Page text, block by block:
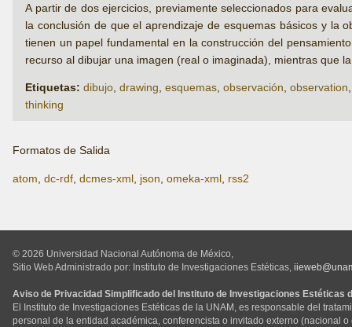
A partir de dos ejercicios, previamente seleccionados para
la conclusión de que el aprendizaje de esquemas básicos y la
tienen un papel fundamental en la construcción del
recurso al dibujar una imagen (real o imaginada), mientras que
Etiquetas: dibujo drawing esquemas observación observation
thinking
Formatos de Salida
atom, dc-rdf, dcmes-xml, json, omeka-xml, rss2
© 2026 Universidad Nacional Autónoma de México,
Sitio Web Administrado por: Instituto de Investigaciones Estéticas,
Aviso de Privacidad Simplificado del Instituto de Investigaciones Estéticas
El Instituto de Investigaciones Estéticas de la UNAM, es responsable del
personal de la entidad académica, conferencista o invitado externo (nacional